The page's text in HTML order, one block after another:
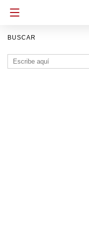
BUSCAR
Buscar: